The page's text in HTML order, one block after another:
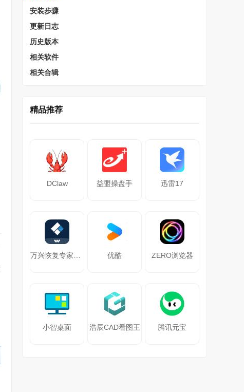
安装步骤
更新日志
历史版本
相关软件
相关合辑
精品推荐
DClaw 益盟操盘手 迅雷17
优酷 ZERO浏览器
小智桌面 浩辰CAD看图王 腾讯元宝